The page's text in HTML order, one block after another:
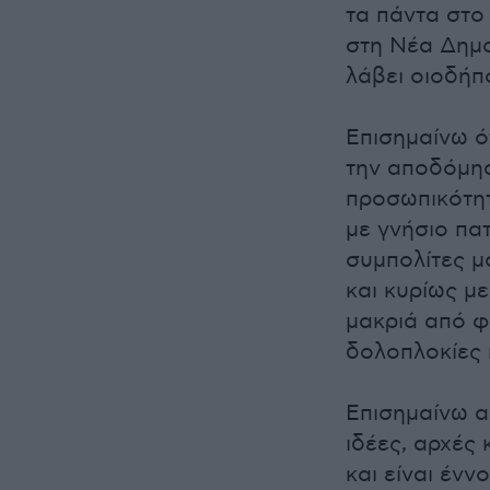
τα πάντα
στη Νέα
λάβει
Επισημαίνω
την
με γνήσιο
συμπολίτες
και κυρίως
μακριά από
δολοπλοκίες
Επισημαίνω
ιδέες,
και είναι